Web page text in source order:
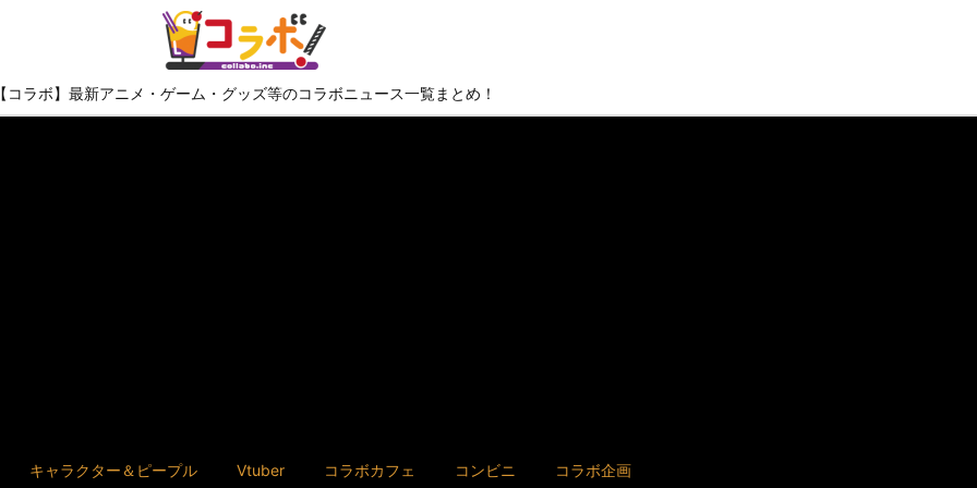
【コラボ】最新アニメ・ゲーム・グッズ等のコラボニュース一覧まとめ！
キャラクター＆ピープル Vtuber コラボカフェ コンビニ コラボ企画